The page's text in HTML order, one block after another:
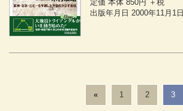
定価 本体 850円 ＋税
出版年月日 2000年11月1日
« 1 2 3